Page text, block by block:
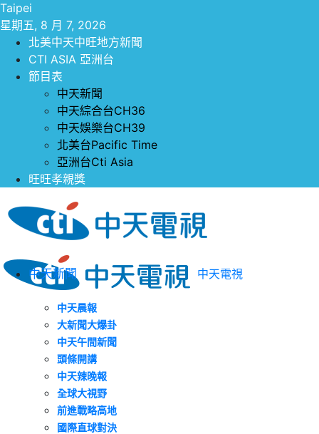
Taipei
星期五, 8 月 7, 2026
北美中天中旺地方新聞
CTI ASIA 亞洲台
節目表
中天新聞
中天綜合台CH36
中天娛樂台CH39
北美台Pacific Time
亞洲台Cti Asia
旺旺孝親獎
中天電視
中天新聞
中天晨報
大新聞大爆卦
中天午間新聞
頭條開講
中天辣晚報
全球大視野
前進戰略高地
國際直球對決